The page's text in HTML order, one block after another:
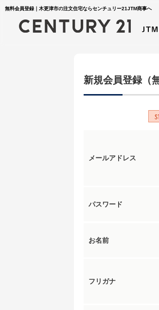
無料会員登録｜木更津市の注文住宅ならセンチュリー21JTM商事へ
新規会員登録（
メールアドレス
パスワード
お名前
フリガナ